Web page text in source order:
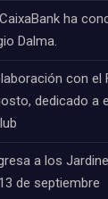
ha
Dalma.
con el
dedicado a
a los
de septiembre